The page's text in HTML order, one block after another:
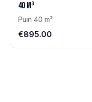
40 m³
Puin 40 m³
€895.00